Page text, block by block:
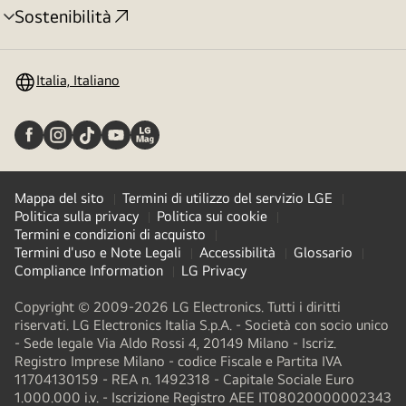
Sostenibilità
Attivazione
Italia, Italiano
Mappa del sito
Termini di utilizzo del servizio LGE
Politica sulla privacy
Politica sui cookie
Termini e condizioni di acquisto
Termini d'uso e Note Legali
Accessibilità
Glossario
Compliance Information
LG Privacy
Copyright © 2009-2026 LG Electronics. Tutti i diritti
riservati. LG Electronics Italia S.p.A. - Società con socio unico
- Sede legale Via Aldo Rossi 4, 20149 Milano - Iscriz.
Registro Imprese Milano - codice Fiscale e Partita IVA
11704130159 - REA n. 1492318 - Capitale Sociale Euro
1.000.000 i.v. - Iscrizione Registro AEE IT08020000002343​